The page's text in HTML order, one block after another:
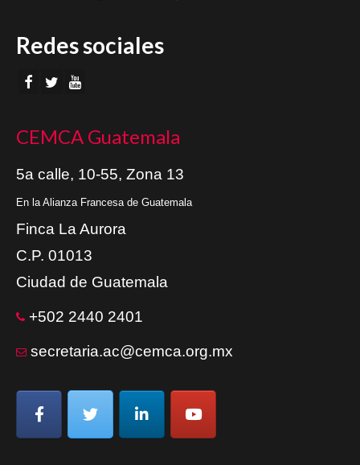
Redes sociales
CEMCA Guatemala
5a calle, 10-55, Zona 13
En la Alianza Francesa de Guatemala
Finca La Aurora
C.P. 01013
Ciudad de Guatemala
+502 2440 2401
secretaria.ac@cemca.org.mx